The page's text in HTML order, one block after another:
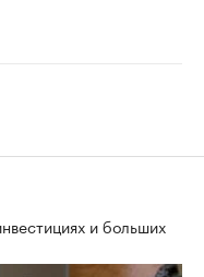
и больших